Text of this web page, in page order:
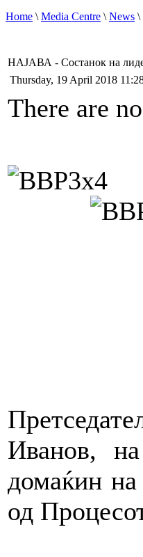
Home \Media Centre \News \
НАЈАВА - Состанок на
Thursday, 19 April 2018
There are
Иванов,
домаќин на
од